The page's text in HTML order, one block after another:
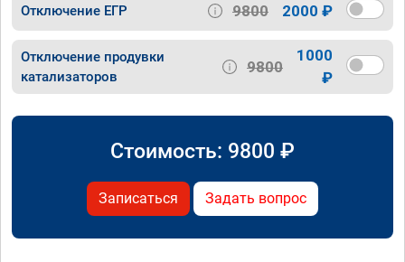
Отключение ЕГР 9800 2000 ₽
Отключение продувки
катализаторов
9800
1000
₽
Стоимость: 9800 ₽
Записаться Задать вопрос